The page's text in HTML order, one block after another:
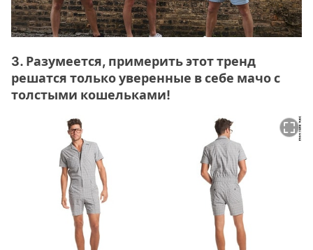
3. Разумеется, примерить этот тренд
решатся только уверенные в себе мачо с
толстыми кошельками!